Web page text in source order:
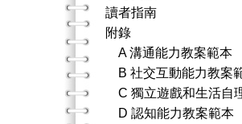
讀者指南
附錄
A 溝通能力教案範本
B 社交互動能力教案
C 獨立遊戲和生活自
D 認知能力教案範本